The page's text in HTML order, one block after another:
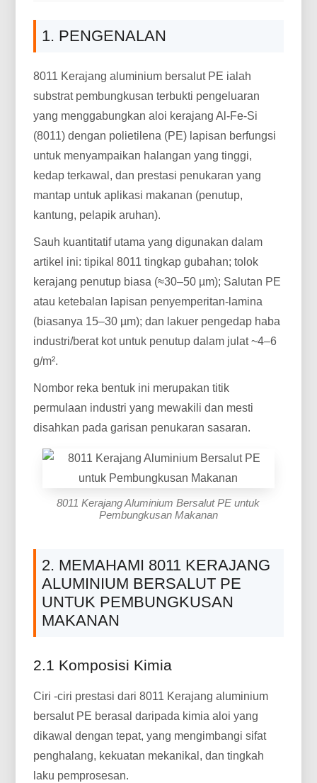
1. PENGENALAN
8011 Kerajang aluminium bersalut PE ialah
substrat pembungkusan terbukti pengeluaran
yang menggabungkan aloi kerajang Al-Fe-Si
(8011) dengan polietilena (PE) lapisan berfungsi
untuk menyampaikan halangan yang tinggi,
kedap terkawal, dan prestasi penukaran yang
mantap untuk aplikasi makanan (penutup,
kantung, pelapik aruhan).
Sauh kuantitatif utama yang digunakan dalam
artikel ini: tipikal 8011 tingkap gubahan; tolok
kerajang penutup biasa (≈30–50 µm); Salutan PE
atau ketebalan lapisan penyemperitan-lamina
(biasanya 15–30 µm); dan lakuer pengedap haba
industri/berat kot untuk penutup dalam julat ~4–6
g/m².
Nombor reka bentuk ini merupakan titik
permulaan industri yang mewakili dan mesti
disahkan pada garisan penukaran sasaran.
8011 Kerajang Aluminium Bersalut PE untuk
Pembungkusan Makanan
2. MEMAHAMI 8011 KERAJANG
ALUMINIUM BERSALUT PE
UNTUK PEMBUNGKUSAN
MAKANAN
2.1 Komposisi Kimia
Ciri -ciri prestasi dari 8011 Kerajang aluminium
bersalut PE berasal daripada kimia aloi yang
dikawal dengan tepat, yang mengimbangi sifat
penghalang, kekuatan mekanikal, dan tingkah
laku pemprosesan.